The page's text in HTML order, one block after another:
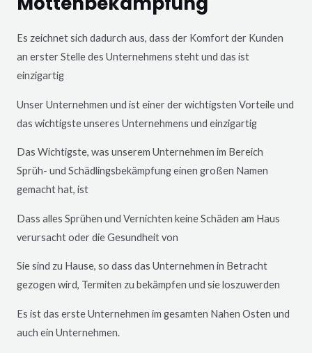
Es zeichnet sich dadurch aus, dass der Komfort der Kunden
an erster Stelle des Unternehmens steht und das ist
einzigartig
Unser Unternehmen und ist einer der wichtigsten Vorteile und
das wichtigste unseres Unternehmens und einzigartig
Das Wichtigste, was unserem Unternehmen im Bereich
Sprüh- und Schädlingsbekämpfung einen großen Namen
gemacht hat, ist
Dass alles Sprühen und Vernichten keine Schäden am Haus
verursacht oder die Gesundheit von
Sie sind zu Hause, so dass das Unternehmen in Betracht
gezogen wird, Termiten zu bekämpfen und sie loszuwerden
Es ist das erste Unternehmen im gesamten Nahen Osten und
auch ein Unternehmen.